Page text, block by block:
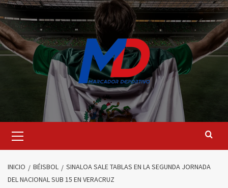
Saltar
al
contenido
principal
INICIO BÉISBOL
SINALOA SALE TABLAS EN LA SEGUNDA JORNADA
DEL NACIONAL SUB 15 EN VERACRUZ